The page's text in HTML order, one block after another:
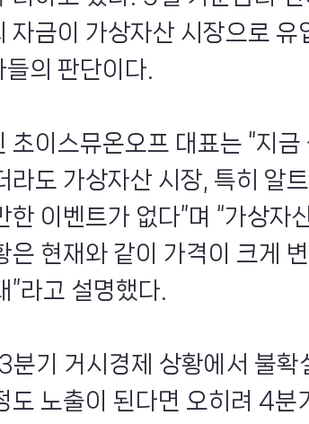
자금이 가상자산 시장으로 유
들의 판단이다.
초이스뮤온오프 대표는 “지
라도 가상자산 시장, 특히 알
한 이벤트가 없다”며 “가상자
은 현재와 같이 가격이 크게
”라고 설명했다.
분기 거시경제 상황에서 불확
도 노출이 된다면 오히려 4분